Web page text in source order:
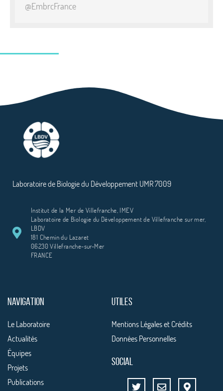
@EmbrcFrance
Laboratoire de Biologie du Développement UMR 7009
Institut de la Mer de Villefranche, IMEV
Laboratoire de Biologie du Développement de Villefranche sur mer,
LBDV
181 Chemin du Lazaret
06230 Villefranche-sur-Mer
FRANCE
NAVIGATION
Le Laboratoire
Actualités
Équipes
Projets
Publications
UTILES
Mentions Légales et Crédits
Données Personnelles
SOCIAL